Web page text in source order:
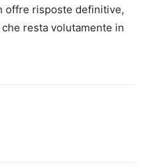
offre risposte definitive,
resta volutamente in